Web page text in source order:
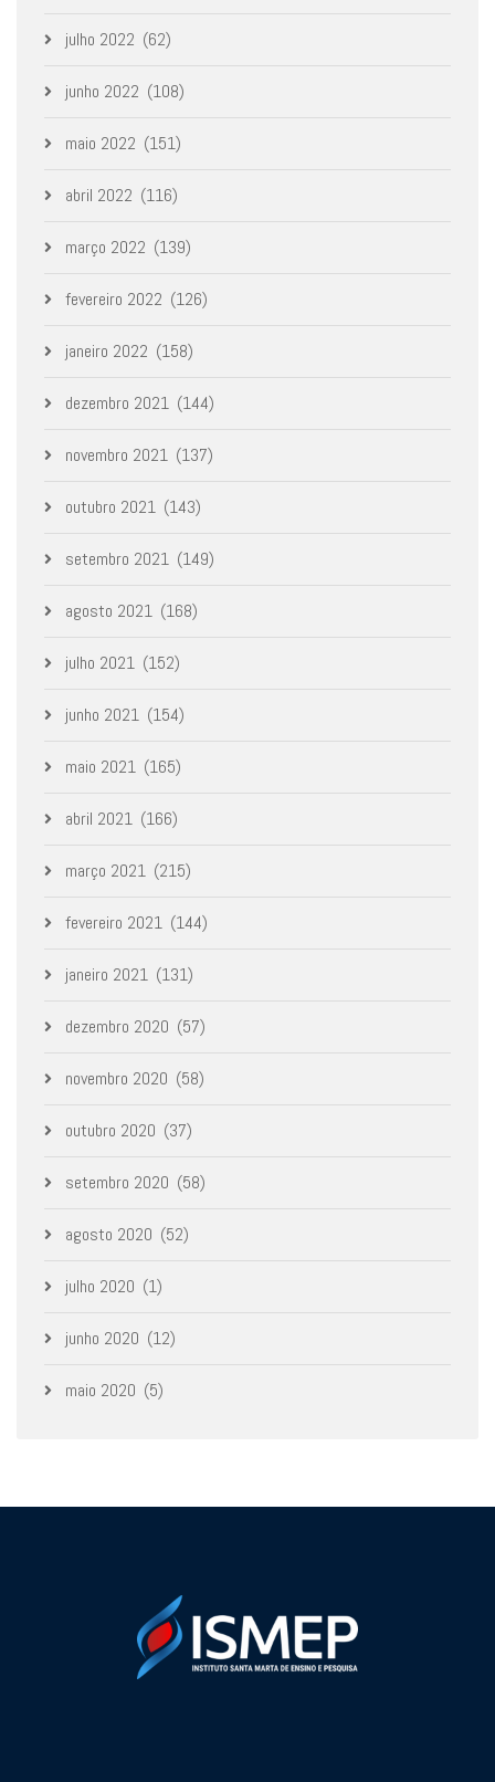
julho 2022 (62)
junho 2022 (108)
maio 2022 (151)
abril 2022 (116)
março 2022 (139)
fevereiro 2022 (126)
janeiro 2022 (158)
dezembro 2021 (144)
novembro 2021 (137)
outubro 2021 (143)
setembro 2021 (149)
agosto 2021 (168)
julho 2021 (152)
junho 2021 (154)
maio 2021 (165)
abril 2021 (166)
março 2021 (215)
fevereiro 2021 (144)
janeiro 2021 (131)
dezembro 2020 (57)
novembro 2020 (58)
outubro 2020 (37)
setembro 2020 (58)
agosto 2020 (52)
julho 2020 (1)
junho 2020 (12)
maio 2020 (5)